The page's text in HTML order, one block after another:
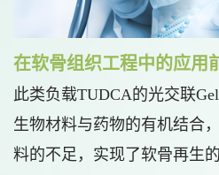
在软骨组织工程中的应用
此类负载TUDCA的光交联
生物材料与药物的有机结合
料的不足，实现了软骨再生